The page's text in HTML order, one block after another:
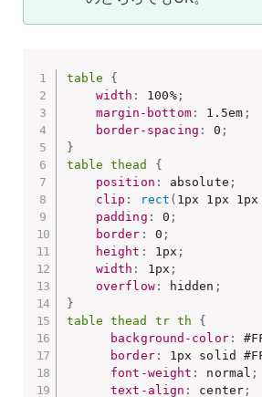
table
{
width : 100%;
margin-bottom: 1.5em ;
border-spacing : 0 ;
}
table thead
{
position : absolute ;
clip : rect ( 1px 1px 1px
padding : 0 ;
border : 0 ;
height : 1px ;
width : 1px ;
overflow: hidden ;
}
table thead tr th
{
background-color:
border: 1px solid
font-weight : normal ;
text-align : center;